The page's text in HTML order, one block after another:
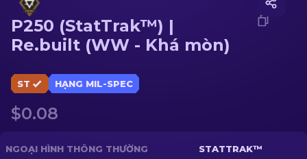
Súng trường Bắn tỉa
Găng tay
P250 (StatTrak™) |
Re.built (WW - Khá mòn)
ST HẠNG MIL-SPEC
$0.08
NGOẠI HÌNH THÔNG THƯỜNG STATTRAK™